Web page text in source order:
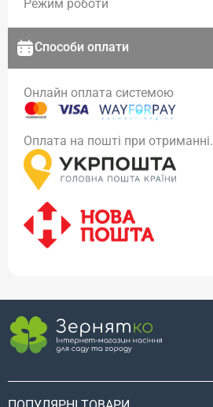
Режим роботи
Способи оплати
Онлайн оплата системою
Оплата на пошті при отриманні.